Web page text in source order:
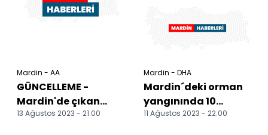
Mardin - AA
GÜNCELLEME -
Mardin'de çıkan
orman ve örtü
13 Ağustos 2023 - 21:00
Mardin - DHA
Mardin´deki orman
yangınında 10
hektar alan zarar
11 Ağustos 2023 - 22:00